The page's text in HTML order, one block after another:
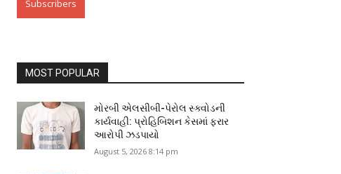
Subscribers
MOST POPULAR
મોરબી એલસીબી-પેરોલ સ્ક્વોડની
કાર્યવાહી: પ્રોહિબિશન કેસમાં ફરાર
આરોપી ઝડપાયો
August 5, 2026 8:14 pm